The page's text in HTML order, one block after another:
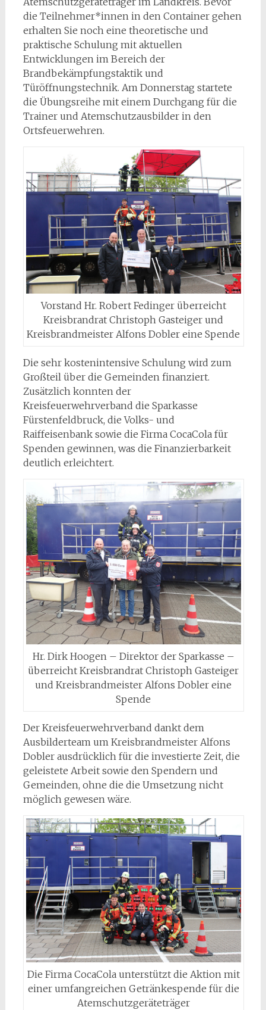
die Teilnehmer*innen in den Container gehen
erhalten Sie noch eine theoretische und
praktische Schulung mit aktuellen
Entwicklungen im Bereich der
Brandbekämpfungstaktik und
Türöffnungstechnik. Am Donnerstag startete
die Übungsreihe mit einem Durchgang für die
Trainer und Atemschutzausbilder in den
Ortsfeuerwehren.
Vorstand Hr. Robert Fedinger überreicht
Kreisbrandrat Christoph Gasteiger und
Kreisbrandmeister Alfons Dobler eine Spende
Die sehr kostenintensive Schulung wird zum
Großteil über die Gemeinden finanziert.
Zusätzlich konnten der
Kreisfeuerwehrverband die Sparkasse
Fürstenfeldbruck, die Volks- und
Raiffeisenbank sowie die Firma CocaCola für
Spenden gewinnen, was die Finanzierbarkeit
deutlich erleichtert.
Hr. Dirk Hoogen – Direktor der Sparkasse –
überreicht Kreisbrandrat Christoph Gasteiger
und Kreisbrandmeister Alfons Dobler eine
Spende
Der Kreisfeuerwehrverband dankt dem
Ausbilderteam um Kreisbrandmeister Alfons
Dobler ausdrücklich für die investierte Zeit, die
geleistete Arbeit sowie den Spendern und
Gemeinden, ohne die die Umsetzung nicht
möglich gewesen wäre.
Die Firma CocaCola unterstützt die Aktion mit
einer umfangreichen Getränkespende für die
Atemschutzgeräteträger